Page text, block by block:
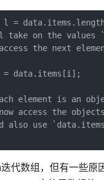
=
take on the values
the next
data.items[i];
element is an
access the
also use
代数组，但有一些原